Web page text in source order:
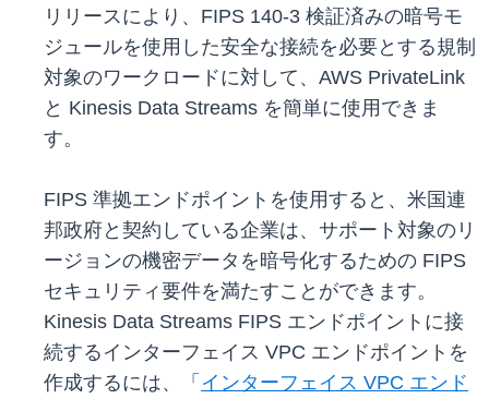
リリースにより、FIPS 140-3 検証済みの暗号モ
ジュールを使用した安全な接続を必要とする規制
対象のワークロードに対して、AWS PrivateLink
と Kinesis Data Streams を簡単に使用できま
す。
FIPS 準拠エンドポイントを使用すると、米国連
邦政府と契約している企業は、サポート対象のリ
ージョンの機密データを暗号化するための FIPS
セキュリティ要件を満たすことができます。
Kinesis Data Streams FIPS エンドポイントに接
続するインターフェイス VPC エンドポイントを
作成するには、「 インターフェイス VPC エンド